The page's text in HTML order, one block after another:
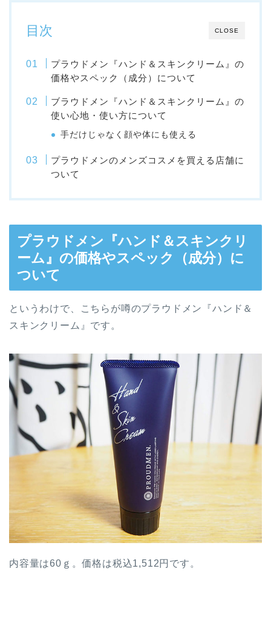
CLOSE
目次
プラウドメン『ハンド＆スキンクリーム』の
価格やスペック（成分）について
ブラウドメン『ハンド＆スキンクリーム』の
使い心地・使い方について
手だけじゃなく顔や体にも使える
プラウドメンのメンズコスメを買える店舗に
ついて
プラウドメン『ハンド＆スキンクリ
ーム』の価格やスペック（成分）に
ついて
というわけで、こちらが噂のプラウドメン『ハンド＆
スキンクリーム』です。
内容量は60ｇ。価格は税込1,512円です。